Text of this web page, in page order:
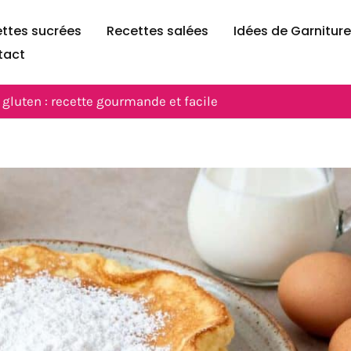
sucrées Recettes salées Idées de
: recette gourmande et facile